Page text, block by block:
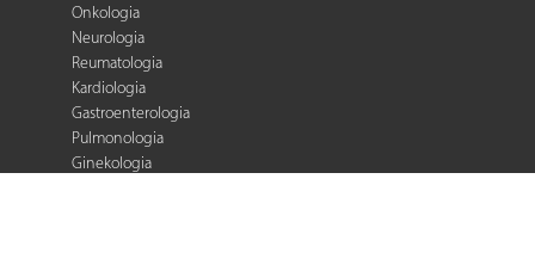
Onkologia
Neurologia
Reumatologia
Kardiologia
Gastroenterologia
Pulmonologia
Ginekologia